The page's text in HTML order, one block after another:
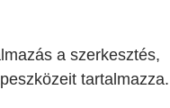
a szerkesztés,
tartalmazza.